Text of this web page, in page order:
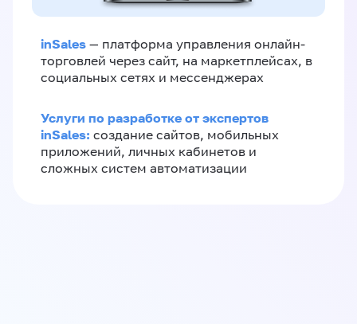
inSales — платформа управления онлайн-
торговлей через сайт, на маркетплейсах, в
социальных сетях и мессенджерах
Услуги по разработке от экспертов
inSales: создание сайтов, мобильных
приложений, личных кабинетов и
сложных систем автоматизации